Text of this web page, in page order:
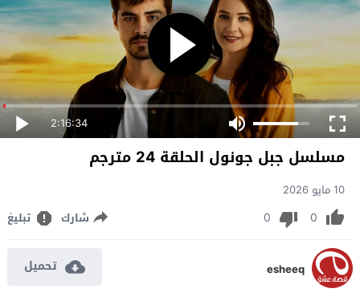
2:16:34
مسلسل جبل جونول الحلقة 24 مترجم
10 مايو 2026
0
0 شارك تبليغ
esheeq تحميل